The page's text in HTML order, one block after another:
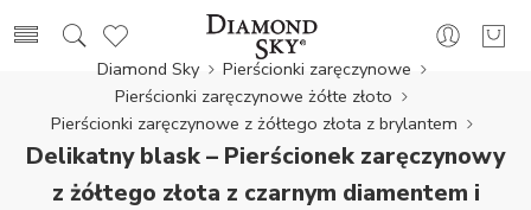
Diamond Sky
Pierścionki zaręczynowe
Pierścionki zaręczynowe żółte złoto
Pierścionki zaręczynowe z żółtego złota z brylantem
Delikatny blask – Pierścionek zaręczynowy
z żółtego złota z czarnym diamentem i